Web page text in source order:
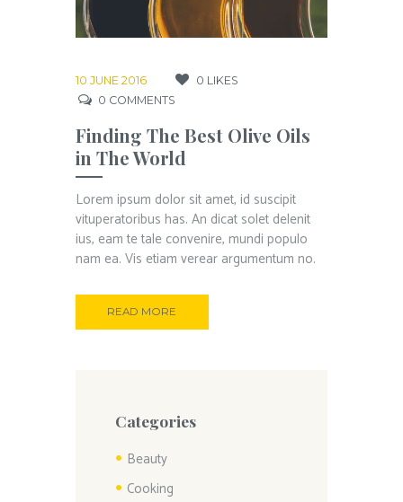
10 JUNE 2016 0 LIKES
0 COMMENTS
Finding The Best Olive Oils
in The World
Lorem ipsum dolor sit amet, id suscipit
vituperatoribus has. An dicat solet delenit
ius, eam te tale convenire, mundi populo
nam ea. Vis etiam verear argumentum no.
READ MORE
Categories
Beauty
Cooking